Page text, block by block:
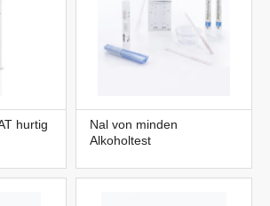
hurtig
Nal von minden
Alkoholtest